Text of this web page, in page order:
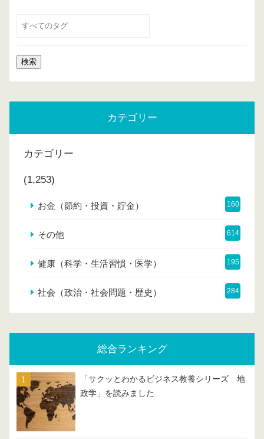
カテゴリー
カテゴリー
(1,253)
お金（節約・投資・貯金） 160
その他 614
健康（科学・生活習慣・医学） 195
社会（政治・社会問題・歴史） 284
総合ランキング
「サクッとわかるビジネス教養シリーズ 地
政学」を読みました